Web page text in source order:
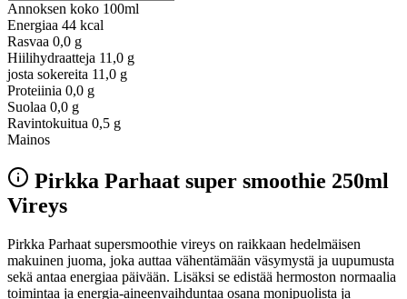
Annoksen koko 100ml
Energiaa 44 kcal
Rasvaa 0,0 g
Hiilihydraatteja 11,0 g
josta sokereita 11,0 g
Proteiinia 0,0 g
Suolaa 0,0 g
Ravintokuitua 0,5 g
Mainos
Pirkka Parhaat super smoothie 250ml
Vireys
Pirkka Parhaat supersmoothie vireys on raikkaan hedelmäisen
makuinen juoma, joka auttaa vähentämään väsymystä ja uupumusta
sekä antaa energiaa päivään. Lisäksi se edistää hermoston normaalia
toimintaa ja energia-aineenvaihduntaa osana monipuolista ja